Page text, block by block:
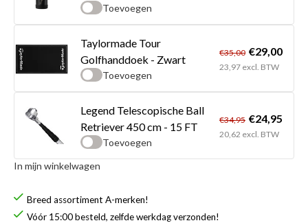
Toevoegen
Taylormade Tour
Golfhanddoek - Zwart
Toevoegen
€35,00 €29,00
23,97 excl. BTW
Legend Telescopische Ball
Retriever 450 cm - 15 FT
Toevoegen
€34,95 €24,95
20,62 excl. BTW
In mijn winkelwagen
Breed assortiment A-merken!
Vóór 15:00 besteld, zelfde werkdag verzonden!